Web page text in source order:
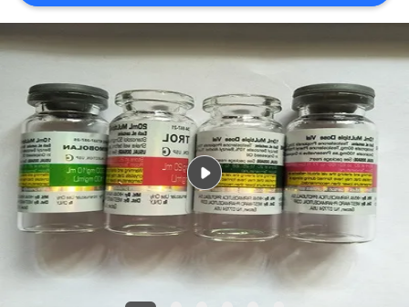
SITEMAP
PRIVACY
POLICY